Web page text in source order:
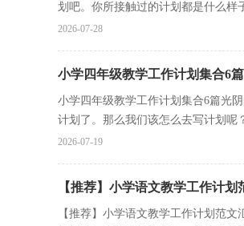
划吧。你所接触过的计划都是什么样
2026-07-28
小学四年级教学工作计划集合6篇
小学四年级教学工作计划集合6篇光
计划了。那么我们该怎么去写计划呢
2026-07-19
【推荐】小学语文教学工作计划
【推荐】小学语文教学工作计划范